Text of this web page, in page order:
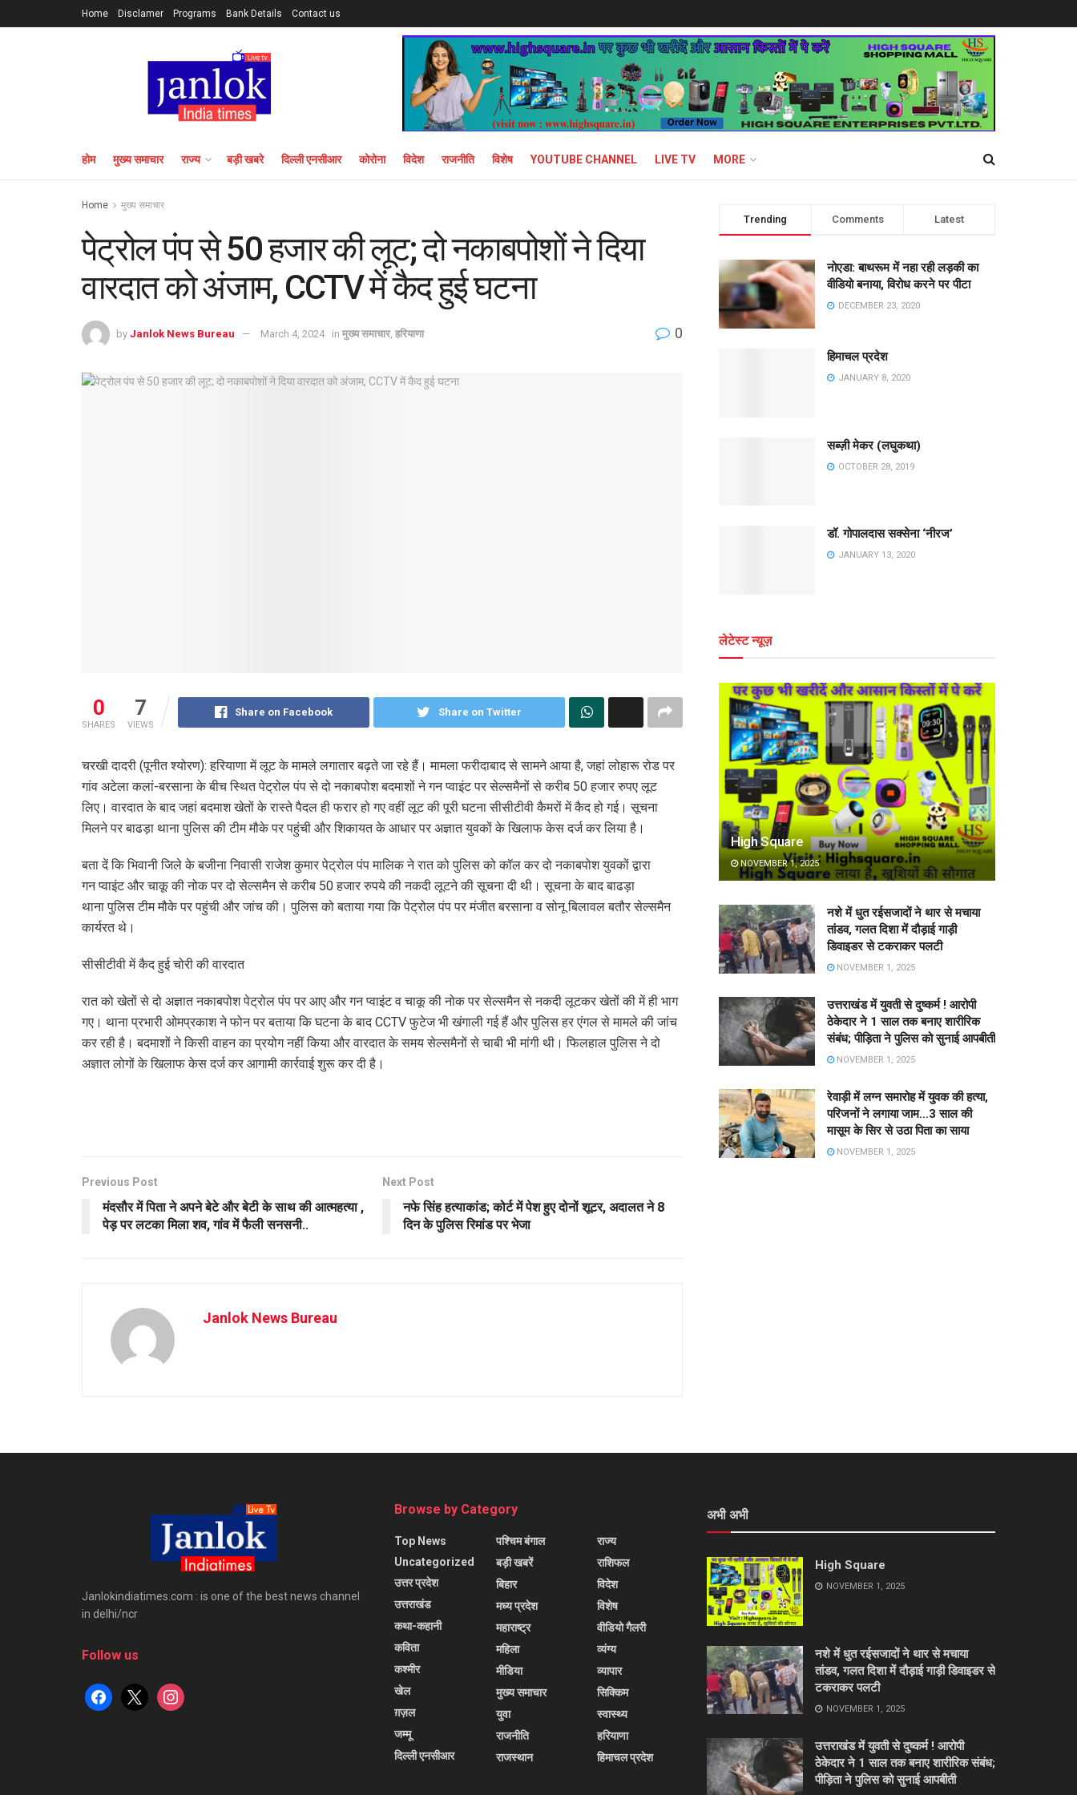
Home Disclamer Programs Bank Details Contact us
होम मुख्य समाचार राज्य बड़ी खबरे दिल्ली एनसीआर कोरोना विदेश राजनीति विशेष YOUTUBE CHANNEL LIVE TV MORE
Home मुख्य समाचार
पेट्रोल पंप से 50 हजार की लूट; दो नकाबपोशों ने दिया
वारदात को अंजाम, CCTV में कैद हुई घटना
by Janlok News Bureau March 4, 2024 in मुख्य समाचार, हरियाणा 0
0
SHARES
7
VIEWS
Share on Facebook Share on Twitter
चरखी दादरी (पूनीत श्योरण): हरियाणा में लूट के मामले लगातार बढ़ते जा रहे हैं। मामला फरीदाबाद से सामने आया है, जहां लोहारू रोड पर
गांव अटेला कलां-बरसाना के बीच स्थित पेट्रोल पंप से दो नकाबपोश बदमाशों ने गन प्वाइंट पर सेल्समैनों से करीब 50 हजार रुपए लूट
लिए। वारदात के बाद जहां बदमाश खेतों के रास्ते पैदल ही फरार हो गए वहीं लूट की पूरी घटना सीसीटीवी कैमरों में कैद हो गई। सूचना
मिलने पर बाढड़ा थाना पुलिस की टीम मौके पर पहुंची और शिकायत के आधार पर अज्ञात युवकों के खिलाफ केस दर्ज कर लिया है।
बता दें कि भिवानी जिले के बजीना निवासी राजेश कुमार पेट्रोल पंप मालिक ने रात को पुलिस को कॉल कर दो नकाबपोश युवकों द्वारा
गन प्वाइंट और चाकू की नोक पर दो सेल्समैन से करीब 50 हजार रुपये की नकदी लूटने की सूचना दी थी। सूचना के बाद बाढड़ा
थाना पुलिस टीम मौके पर पहुंची और जांच की। पुलिस को बताया गया कि पेट्रोल पंप पर मंजीत बरसाना व सोनू बिलावल बतौर सेल्समैन
कार्यरत थे।
सीसीटीवी में कैद हुई चोरी की वारदात
रात को खेतों से दो अज्ञात नकाबपोश पेट्रोल पंप पर आए और गन प्वाइंट व चाकू की नोक पर सेल्समैन से नकदी लूटकर खेतों की में ही भाग
गए। थाना प्रभारी ओमप्रकाश ने फोन पर बताया कि घटना के बाद CCTV फुटेज भी खंगाली गई हैं और पुलिस हर एंगल से मामले की जांच
कर रही है। बदमाशों ने किसी वाहन का प्रयोग नहीं किया और वारदात के समय सेल्समैनों से चाबी भी मांगी थी। फिलहाल पुलिस ने दो
अज्ञात लोगों के खिलाफ केस दर्ज कर आगामी कार्रवाई शुरू कर दी है।
Previous Post
मंदसौर में पिता ने अपने बेटे और बेटी के साथ की आत्महत्या ,
पेड़ पर लटका मिला शव, गांव में फैली सनसनी..
Next Post
नफे सिंह हत्याकांड; कोर्ट में पेश हुए दोनों शूटर, अदालत ने 8
दिन के पुलिस रिमांड पर भेजा
Janlok News Bureau
Trending Comments Latest
नोएडा: बाथरूम में नहा रही लड़की का
वीडियो बनाया, विरोध करने पर पीटा
DECEMBER 23, 2020
हिमाचल प्रदेश
JANUARY 8, 2020
सब्ज़ी मेकर (लघुकथा)
OCTOBER 28, 2019
डॉ. गोपालदास सक्सेना ‘नीरज’
JANUARY 13, 2020
लेटेस्ट न्यूज़
High Square
NOVEMBER 1, 2025
नशे में धुत रईसजादों ने थार से मचाया
तांडव, गलत दिशा में दौड़ाई गाड़ी
डिवाइडर से टकराकर पलटी
NOVEMBER 1, 2025
उत्तराखंड में युवती से दुष्कर्म ! आरोपी
ठेकेदार ने 1 साल तक बनाए शारीरिक
संबंध; पीड़िता ने पुलिस को सुनाई आपबीती
NOVEMBER 1, 2025
रेवाड़ी में लग्न समारोह में युवक की हत्या,
परिजनों ने लगाया जाम…3 साल की
मासूम के सिर से उठा पिता का साया
NOVEMBER 1, 2025
Janlokindiatimes.com : is one of the best news channel
in delhi/ncr
Follow us
facebook
x instagram
Browse by Category
Top News
Uncategorized
उत्तर प्रदेश
उत्तराखंड
कथा-कहानी
कविता
कश्मीर
खेल
ग़ज़ल
जम्मू
दिल्ली एनसीआर
पश्चिम बंगाल
बड़ी खबरें
बिहार
मध्य प्रदेश
महाराष्ट्र
महिला
मीडिया
मुख्य समाचार
युवा
राजनीति
राजस्थान
राज्य
राशिफल
विदेश
विशेष
वीडियो गैलरी
व्यंग्य
व्यापार
सिक्किम
स्वास्थ्य
हरियाणा
हिमाचल प्रदेश
अभी अभी
High Square
NOVEMBER 1, 2025
नशे में धुत रईसजादों ने थार से मचाया
तांडव, गलत दिशा में दौड़ाई गाड़ी डिवाइडर से
टकराकर पलटी
NOVEMBER 1, 2025
उत्तराखंड में युवती से दुष्कर्म ! आरोपी
ठेकेदार ने 1 साल तक बनाए शारीरिक संबंध;
पीड़िता ने पुलिस को सुनाई आपबीती